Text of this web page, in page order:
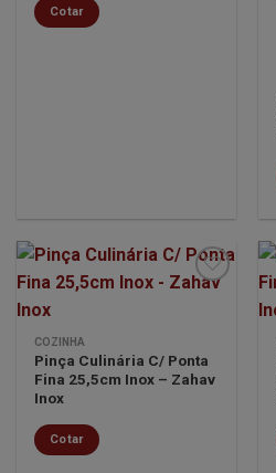
Cotar
lista de
desejos
COZINHA
Pinça Culinária C/ Ponta
Fina 25,5cm Inox – Zahav
Inox
Cotar